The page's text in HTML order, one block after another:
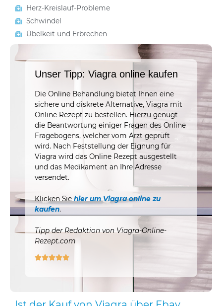
Herz-Kreislauf-Probleme
Schwindel
Übelkeit und Erbrechen
Unser Tipp: Viagra online kaufen
Die Online Behandlung bietet Ihnen eine
sichere und diskrete Alternative, Viagra mit
Online Rezept zu bestellen. Hierzu genügt
die Beantwortung einiger Fragen des Online
Fragebogens, welcher vom Arzt geprüft
wird. Nach Feststellung der Eignung für
Viagra wird das Online Rezept ausgestellt
und das Medikament an Ihre Adresse
versendet.
Klicken Sie hier um Viagra online zu
kaufen.
Tipp der Redaktion von Viagra-Online-
Rezept.com
